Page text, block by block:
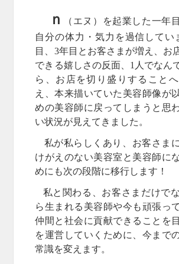
ｎ
（エヌ）を起業した一年
自分の体力・気力を過信してい
目、3年目とお客さまが増え、お
できる嬉しさの反面、1人でなん
ら、お店を切り盛りすること
え、本来描いていた美容師像が
めの美容師に戻ってしまうと思
い状況が見えてきました。
私が私らしくあり、お客さま
けがえのない美容室と美容師に
めにも次の段階に移行します！
私と関わる、お客さまだけで
ら生まれる美容師や今も頑張っ
仲間と社会に貢献できることを
を運営していくために、今まで
常識を変えます。